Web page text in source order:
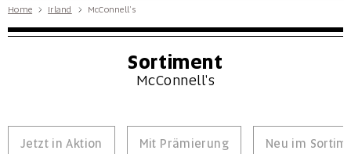
Home Irland McConnell's
Sortiment
McConnell's
Jetzt in Aktion Mit Prämierung Neu im